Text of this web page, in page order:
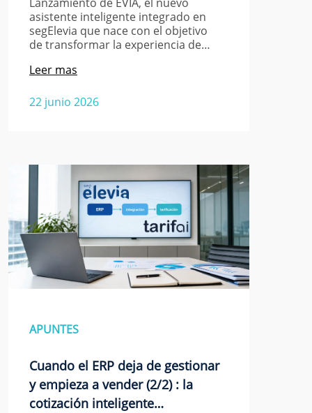
asistente inteligente integrado en
segElevia que nace con el objetivo
de transformar la experiencia de…
22 junio 2026
Leer mas
APUNTES
Cuando el ERP deja de gestionar
y empieza a vender (2/2) : la
cotización inteligente…